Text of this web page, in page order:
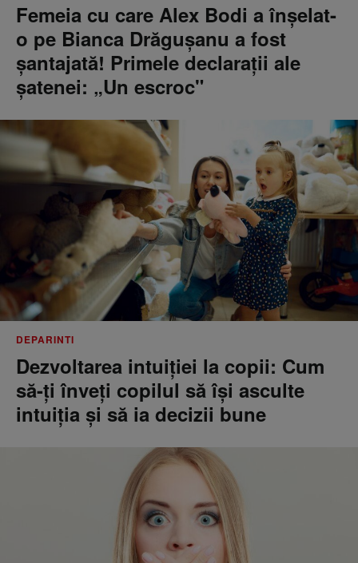
Femeia cu care Alex Bodi a înșelat-
o pe Bianca Drăgușanu a fost
șantajată! Primele declarații ale
șatenei: „Un escroc"
DEPARINTI
Dezvoltarea intuiției la copii: Cum
să-ți înveți copilul să își asculte
intuiția și să ia decizii bune